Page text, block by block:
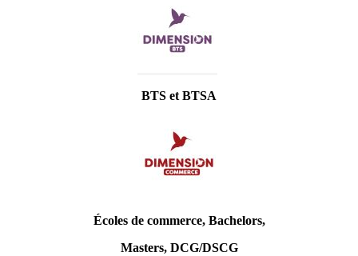
BTS et BTSA
Écoles de commerce, Bachelors,
Masters, DCG/DSCG